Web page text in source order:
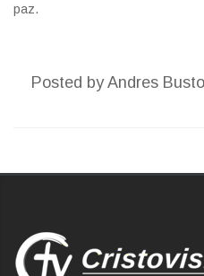
paz.
Posted byAndres